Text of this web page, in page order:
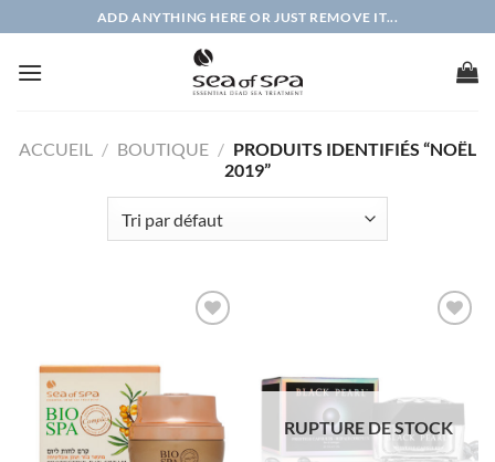
au
contenu
ADD ANYTHING HERE OR JUST REMOVE IT...
ACCUEIL / BOUTIQUE / PRODUITS IDENTIFIÉS “NOËL
2019”
D'ENVIES
D'ENVIES
RUPTURE DE STOCK